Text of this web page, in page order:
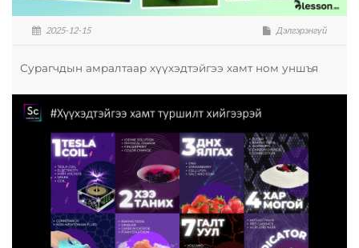
2025-12-15 Дэлгэрэнгүй
Сурагчдын амралтаар хүүхэдтэйгээ хамт ном уншъя